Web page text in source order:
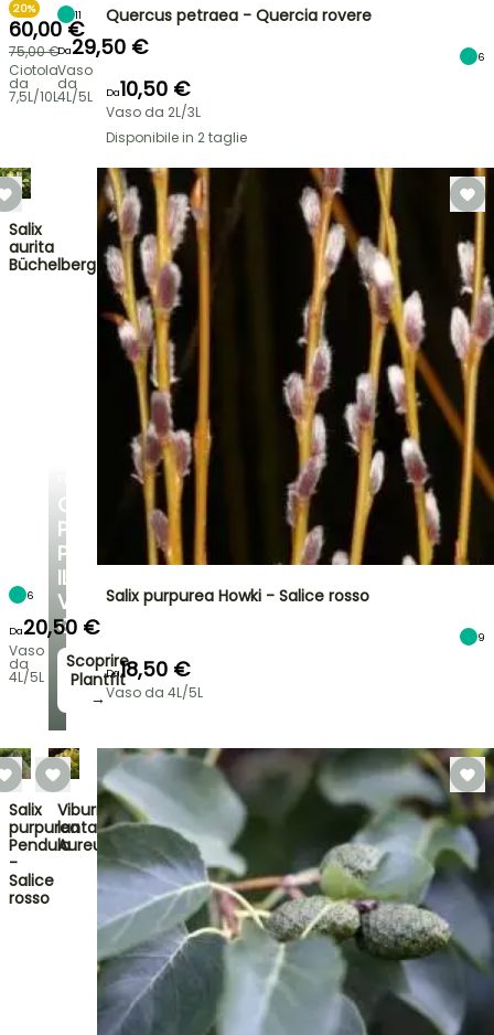
CONSIGLI
PERSONALIZZATI
PER
IL
VOSTRO
GIARDINO
Scoprire
Plantfit
→
20%
60,00 €
75,00 €
Ciotola
da
7,5L/10L
11
Da29,50 €
Vaso
da
4L/5L
Quercus petraea - Quercia rovere
6
Da10,50 €
Vaso da 2L/3L
Disponibile in 2 taglie
Salix
aurita
Büchelberg
6
Da20,50 €
Vaso
da
4L/5L
Salix purpurea Howki - Salice rosso
9
Da18,50 €
Vaso da 4L/5L
Salix
purpurea
Pendula
-
Salice
rosso
Viburnum
lantana
Aureum